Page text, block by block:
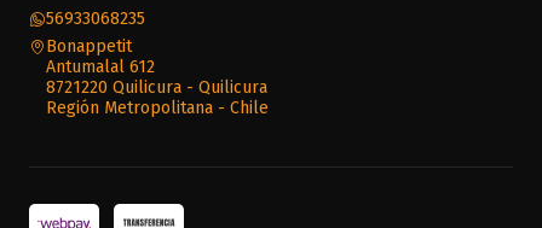
56933068235
Bonappetit
Antumalal 612
8721220 Quilicura - Quilicura
Región Metropolitana - Chile